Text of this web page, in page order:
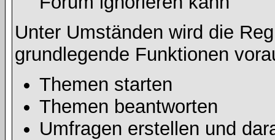
Unter Umständen wird die
grundlegende Funktionen
Themen starten
Themen beantworten
Umfragen erstellen und